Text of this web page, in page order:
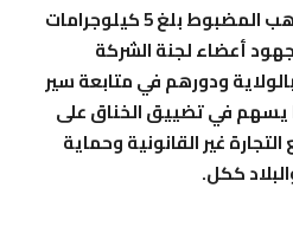
وأشار صابر إلى أن إجمالي الذهب المضبوط بلغ 5 كيلوجرامات
مشيدًا بجهود أعضاء لجنة الشركة
ودورهم في متابعة سير
يسهم في تضييق الخناق على
غير القانونية وحماية
ككل.